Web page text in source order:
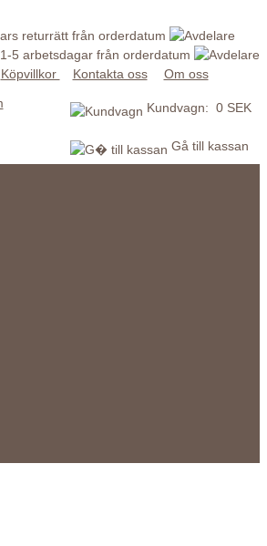
returrätt från orderdatum
5 arbetsdagar från orderdatum
Köpvillkor Kontakta oss Om oss
Kundvagn: 0 SEK
Gå till kassan